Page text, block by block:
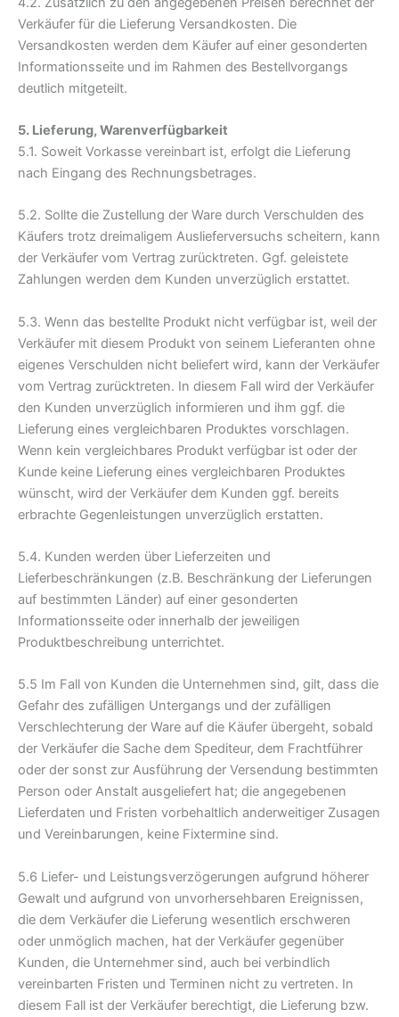
Verkäufer für die Lieferung Versandkosten. Die
Versandkosten werden dem Käufer auf einer gesonderten
Informationsseite und im Rahmen des Bestellvorgangs
deutlich mitgeteilt.
5. Lieferung, Warenverfügbarkeit
5.1. Soweit Vorkasse vereinbart ist, erfolgt die Lieferung
nach Eingang des Rechnungsbetrages.
5.2. Sollte die Zustellung der Ware durch Verschulden des
Käufers trotz dreimaligem Auslieferversuchs scheitern, kann
der Verkäufer vom Vertrag zurücktreten. Ggf. geleistete
Zahlungen werden dem Kunden unverzüglich erstattet.
5.3. Wenn das bestellte Produkt nicht verfügbar ist, weil der
Verkäufer mit diesem Produkt von seinem Lieferanten ohne
eigenes Verschulden nicht beliefert wird, kann der Verkäufer
vom Vertrag zurücktreten. In diesem Fall wird der Verkäufer
den Kunden unverzüglich informieren und ihm ggf. die
Lieferung eines vergleichbaren Produktes vorschlagen.
Wenn kein vergleichbares Produkt verfügbar ist oder der
Kunde keine Lieferung eines vergleichbaren Produktes
wünscht, wird der Verkäufer dem Kunden ggf. bereits
erbrachte Gegenleistungen unverzüglich erstatten.
5.4. Kunden werden über Lieferzeiten und
Lieferbeschränkungen (z.B. Beschränkung der Lieferungen
auf bestimmten Länder) auf einer gesonderten
Informationsseite oder innerhalb der jeweiligen
Produktbeschreibung unterrichtet.
5.5 Im Fall von Kunden die Unternehmen sind, gilt, dass die
Gefahr des zufälligen Untergangs und der zufälligen
Verschlechterung der Ware auf die Käufer übergeht, sobald
der Verkäufer die Sache dem Spediteur, dem Frachtführer
oder der sonst zur Ausführung der Versendung bestimmten
Person oder Anstalt ausgeliefert hat; die angegebenen
Lieferdaten und Fristen vorbehaltlich anderweitiger Zusagen
und Vereinbarungen, keine Fixtermine sind.
5.6 Liefer- und Leistungsverzögerungen aufgrund höherer
Gewalt und aufgrund von unvorhersehbaren Ereignissen,
die dem Verkäufer die Lieferung wesentlich erschweren
oder unmöglich machen, hat der Verkäufer gegenüber
Kunden, die Unternehmer sind, auch bei verbindlich
vereinbarten Fristen und Terminen nicht zu vertreten. In
diesem Fall ist der Verkäufer berechtigt, die Lieferung bzw.